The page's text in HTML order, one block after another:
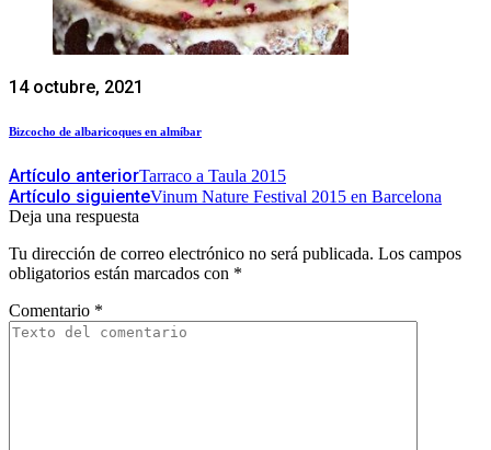
14 octubre, 2021
Bizcocho de albaricoques en almíbar
Artículo anteriorTarraco a Taula 2015
Artículo siguienteVinum Nature Festival 2015 en Barcelona
Deja una respuesta
Tu dirección de correo electrónico no será publicada. Los campos
obligatorios están marcados con *
Comentario *